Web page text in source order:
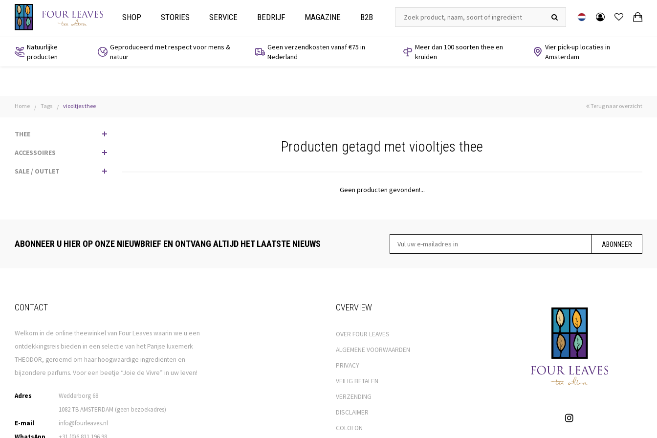
SHOP STORIES SERVICE BEDRIJF MAGAZINE B2B
Natuurlijke
producten
Geproduceerd met respect voor mens &
natuur
Geen verzendkosten vanaf €75 in
Nederland
Meer dan 100 soorten thee en
kruiden
Vier pick-up locaties in
Amsterdam
Home / Tags / viooltjes thee Terug naar overzicht
THEE
ACCESSOIRES
SALE / OUTLET
Producten getagd met viooltjes thee
Geen producten gevonden!...
ABONNEER U HIER OP ONZE NIEUWBRIEF EN ONTVANG ALTIJD HET LAATSTE NIEUWS ABONNEER
CONTACT
Welkom in de online theewinkel van Four Leaves waarin we u een
ontdekkingsreis bieden in een selectie van het Parijse luxemerk
THEODOR, geroemd om haar hoogwaardige ingrediënten en
bijzondere parfums. Voor een beetje “Joie de Vivre” in uw leven!
Adres
Wedderborg 68
1082 TB AMSTERDAM (geen bezoekadres)
E-mail
info@fourleaves.nl
OVERVIEW
OVER FOUR LEAVES
ALGEMENE VOORWAARDEN
PRIVACY
VEILIG BETALEN
VERZENDING
DISCLAIMER
COLOFON